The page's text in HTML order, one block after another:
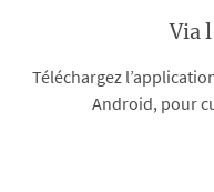
Via
Téléchargez
Android, pour